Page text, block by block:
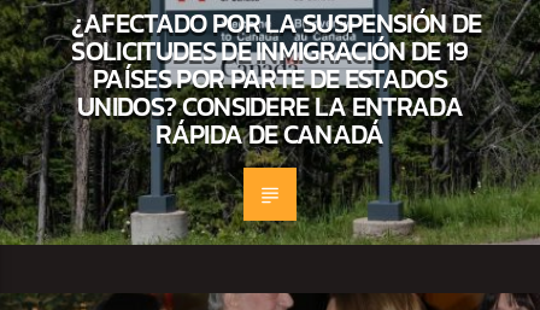
¿AFECTADO POR LA SUSPENSIÓN DE
SOLICITUDES DE INMIGRACIÓN DE 19
PAÍSES POR PARTE DE ESTADOS
UNIDOS? CONSIDERE LA ENTRADA
RÁPIDA DE CANADÁ